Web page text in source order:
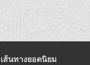
เส้นทางยอดนิยม